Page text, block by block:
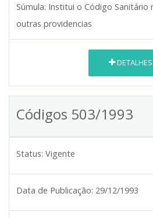
Súmula: Institui o Código Sanitário
outras providencias
DETALHES
Códigos 503/1993
Status: Vigente
Data de Publicação: 29/12/1993